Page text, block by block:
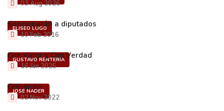
03 Aug 2026
ELISEO LUGO
Sancionarán a diputados
10 Feb 2016
GUSTAVO RENTERÍA
Con Valor y Con Verdad
16 Jan 2025
JOSÉ NADER
Grillando
02 Nov 2022